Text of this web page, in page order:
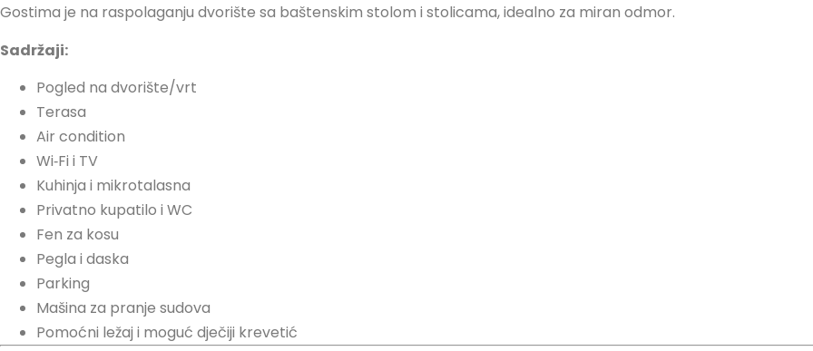
Gostima je na raspolaganju dvorište sa baštenskim stolom i stolicama, idealno za miran odmor.
Sadržaji:
Pogled na dvorište/vrt
Terasa
Air condition
Wi‑Fi i TV
Kuhinja i mikrotalasna
Privatno kupatilo i WC
Fen za kosu
Pegla i daska
Parking
Mašina za pranje sudova
Pomoćni ležaj i moguć dječiji krevetić